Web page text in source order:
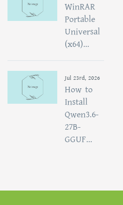
WinRAR
Portable
Universal
(x64)...
Jul 23rd, 2026
How to
Install
Qwen3.6-
27B-
GGUF...